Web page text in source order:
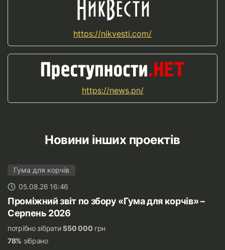
https://nikvesti.com/
https://news.pn/
Новини інших проектів
Гума для корчів
05.08.26 16:46
Проміжний звіт по збору «Гума для корчів» –
Серпень 2026
потрібно зібрати 550 000 грн
78% зібрано